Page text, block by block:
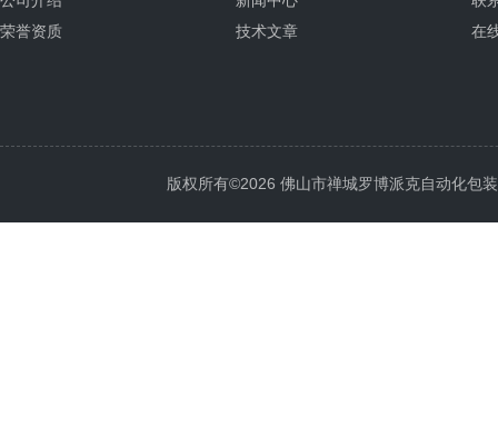
荣誉资质
技术文章
在
版权所有©2026 佛山市禅城罗博派克自动化